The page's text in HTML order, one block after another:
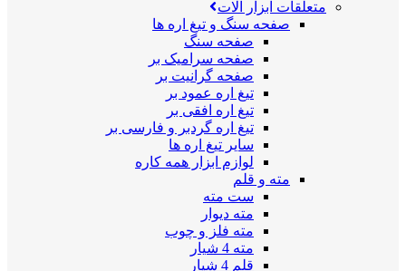
متعلقات ابزار آلات
صفحه سنگ و تیغ اره ها
صفحه سنگ
صفحه سرامیک بر
صفحه گرانیت بر
تیغ اره عمود بر
تیغ اره افقی بر
تیغ اره گردبر و فارسی بر
سایر تیغ اره ها
لوازم ابزار همه کاره
مته و قلم
ست مته
مته دیوار
مته فلز و چوب
مته 4 شیار
قلم 4 شیار